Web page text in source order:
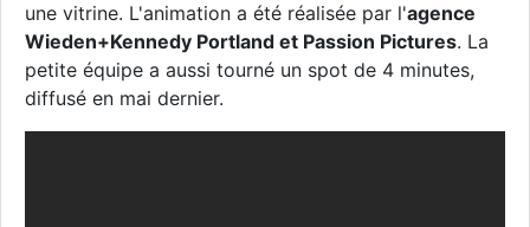
une vitrine. L'animation a été réalisée par l'agence
Wieden+Kennedy Portland et Passion Pictures. La
petite équipe a aussi tourné un spot de 4 minutes,
diffusé en mai dernier.